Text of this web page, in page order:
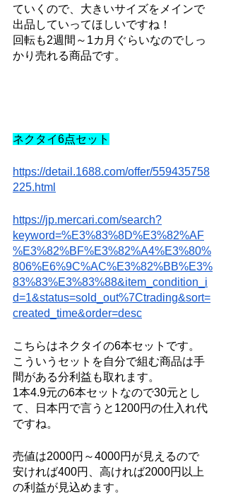
ていくので、大きいサイズをメインで
出品していってほしいですね！
回転も2週間～1カ月ぐらいなのでしっ
かり売れる商品です。
ネクタイ6点セット
https://detail.1688.com/offer/559435758
225.html
https://jp.mercari.com/search?
keyword=%E3%83%8D%E3%82%AF
%E3%82%BF%E3%82%A4%E3%80%
806%E6%9C%AC%E3%82%BB%E3%
83%83%E3%83%88&item_condition_i
d=1&status=sold_out%7Ctrading&sort=
created_time&order=desc
こちらはネクタイの6本セットです。
こういうセットを自分で組む商品は手
間がある分利益も取れます。
1本4.9元の6本セットなので30元とし
て、日本円で言うと1200円の仕入れ代
ですね。
売値は2000円～4000円が見えるので
安ければ400円、高ければ2000円以上
の利益が見込めます。